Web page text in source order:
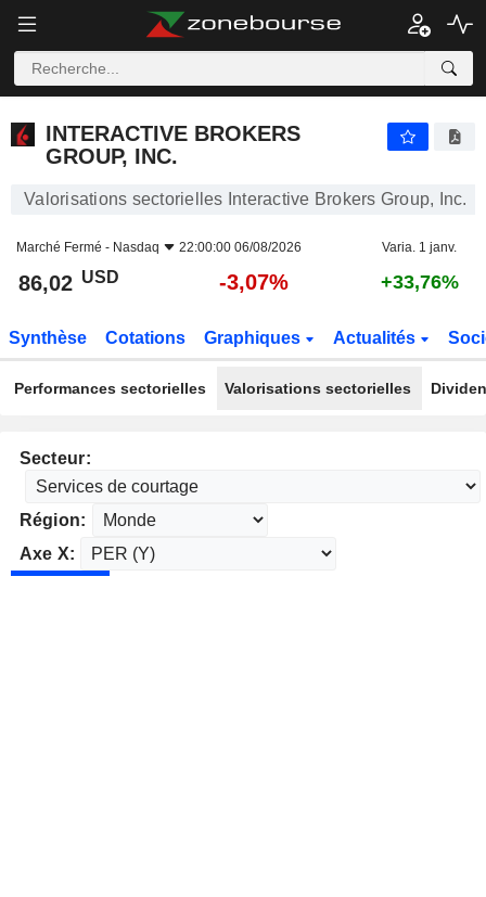
INTERACTIVE BROKERS
GROUP, INC.
Valorisations sectorielles Interactive Brokers Group, Inc.
Marché Fermé - Nasdaq 22:00:00 06/08/2026 Varia. 1 janv.
86,02 USD -3,07% +33,76%
Synthèse Cotations Graphiques Actualités
Performances sectorielles Valorisations sectorielles
Secteur:
Région:
Axe X: